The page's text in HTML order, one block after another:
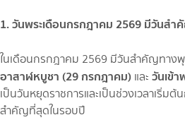
1. วันพระเดือนกรกฎาคม 2569 มีวันสำ
ในเดือนกรกฎาคม 2569 มีวันสำคัญทา
อาสาฬหบูชา (29 กรกฎาคม) และ วันเข้
เป็นวันหยุดราชการและเป็นช่วงเวลาเริ่
สำคัญที่สุดในรอบปี